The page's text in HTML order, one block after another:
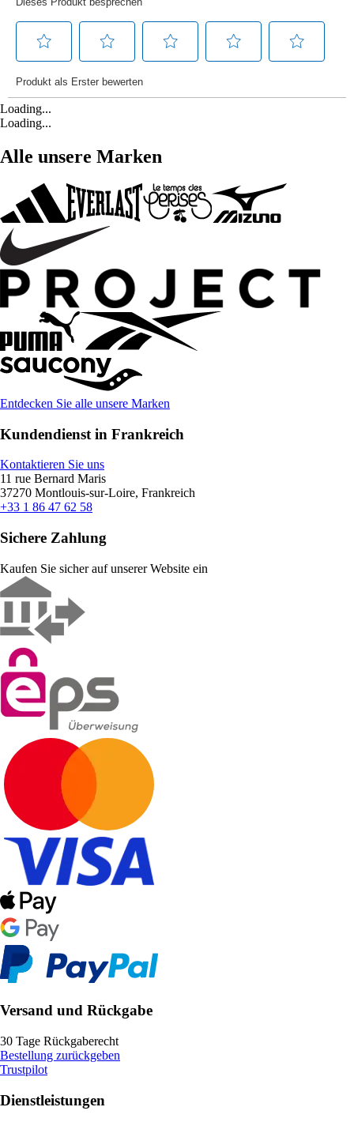
Loading...
Loading...
Alle unsere Marken
Entdecken Sie alle unsere Marken
Kundendienst in Frankreich
Kontaktieren Sie uns
11 rue Bernard Maris
37270 Montlouis-sur-Loire, Frankreich
+33 1 86 47 62 58
Sichere Zahlung
Kaufen Sie sicher auf unserer Website ein
Versand und Rückgabe
30 Tage Rückgaberecht
Bestellung zurückgeben
Trustpilot
Dienstleistungen